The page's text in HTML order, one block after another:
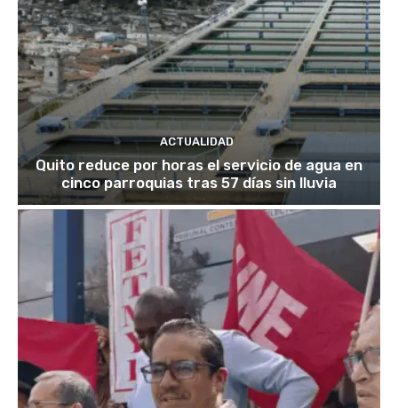
ACTUALIDAD
Quito reduce por horas el servicio de agua en
cinco parroquias tras 57 días sin lluvia